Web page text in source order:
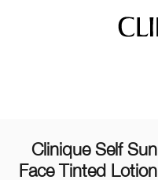
Clinique Self Sun
Face Tinted Lotion